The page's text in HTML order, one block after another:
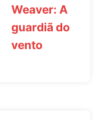
Weaver: A
guardiã do
vento